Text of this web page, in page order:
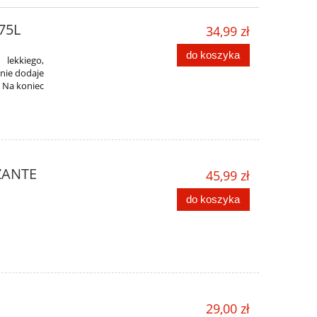
dodaje
koniec
34,99 zł
do koszyka
45,99 zł
do koszyka
29,00 zł